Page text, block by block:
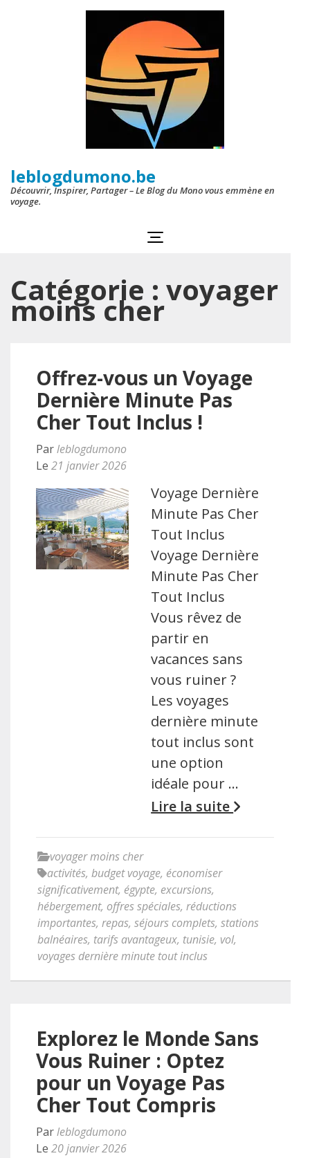
leblogdumono.be
Découvrir, Inspirer, Partager – Le Blog du Mono vous emmène en
voyage.
Catégorie : voyager
moins cher
Offrez-vous un Voyage
Dernière Minute Pas
Cher Tout Inclus !
Parleblogdumono
Le 21 janvier 2026
Voyage Dernière
Minute Pas Cher
Tout Inclus
Voyage Dernière
Minute Pas Cher
Tout Inclus
Vous rêvez de
partir en
vacances sans
vous ruiner ?
Les voyages
dernière minute
tout inclus sont
une option
idéale pour …
Lire la suite
voyager moins cher
activités, budget voyage, économiser
significativement, égypte, excursions,
hébergement, offres spéciales, réductions
importantes, repas, séjours complets, stations
balnéaires, tarifs avantageux, tunisie, vol,
voyages dernière minute tout inclus
Explorez le Monde Sans
Vous Ruiner : Optez
pour un Voyage Pas
Cher Tout Compris
Parleblogdumono
Le 20 janvier 2026